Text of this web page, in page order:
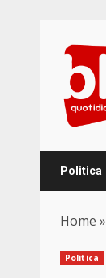
content
Politica
Home »
Politica